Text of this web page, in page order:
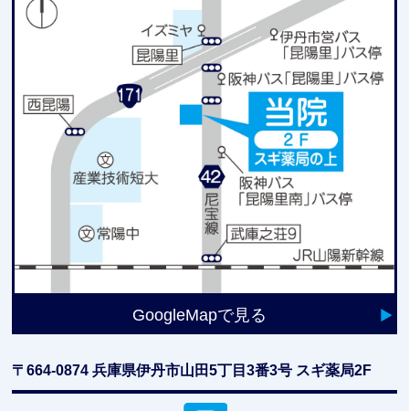
GoogleMapで見る
〒664-0874兵庫県伊丹市山田5丁目3番3号 スギ薬局2F